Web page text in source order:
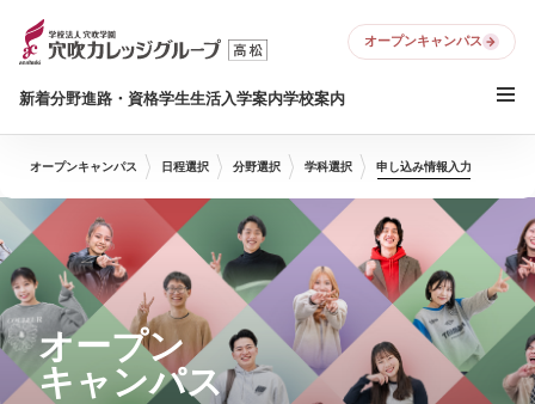
新着分野進路・資格学生生活入学案内学校案内
オープンキャンパス
オープン
キャンパス
オープンキャンパス 日程選択 分野選択 学科選択 申し込み情報入力